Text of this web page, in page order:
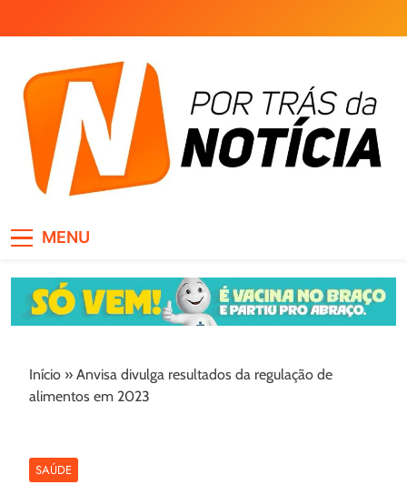
Por Trás da Notícia
MENU
Início » Anvisa divulga resultados da regulação de
alimentos em 2023
SAÚDE